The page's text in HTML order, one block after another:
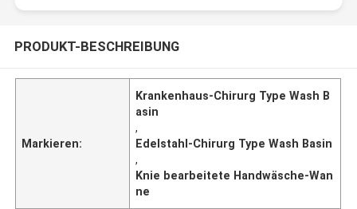
PRODUKT-BESCHREIBUNG
Markieren:
Krankenhaus-Chirurg Type Wash B
asin
,
Edelstahl-Chirurg Type Wash Basin
,
Knie bearbeitete Handwäsche-Wan
ne